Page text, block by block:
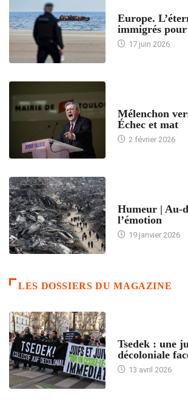
Europe.
immigrés
17 juin 2026
Mélenchon
Échec et mat
2 février 2026
Humeur | Au-
l’émotion
19 janvier 2026
LES DOSSIERS DU MAGAZINE
Tsedek : une
décoloniale
13 avril 2026